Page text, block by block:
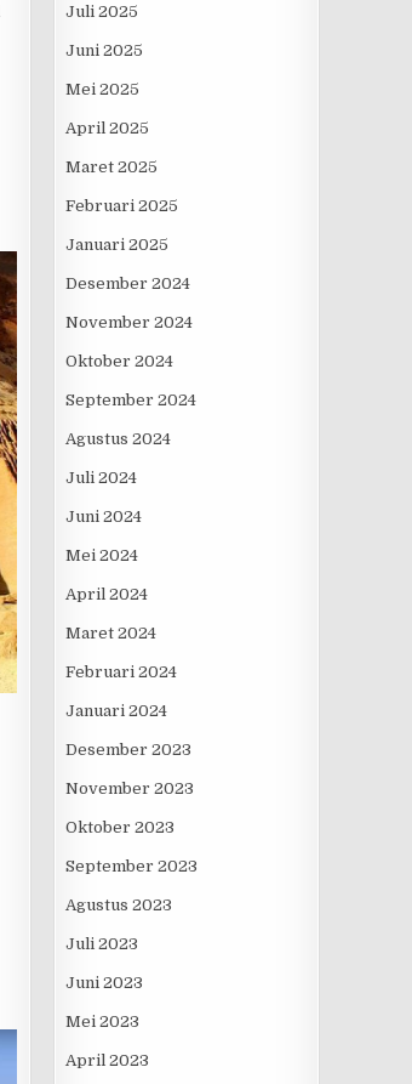
Juli 2025
Juni 2025
Mei 2025
April 2025
Maret 2025
Februari 2025
Januari 2025
Desember 2024
November 2024
Oktober 2024
September 2024
Agustus 2024
Juli 2024
Juni 2024
Mei 2024
April 2024
Maret 2024
Februari 2024
Januari 2024
Desember 2023
November 2023
Oktober 2023
September 2023
Agustus 2023
Juli 2023
Juni 2023
Mei 2023
April 2023